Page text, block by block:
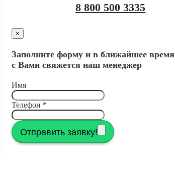
8 800 500 3335
×
Заполните форму и в ближайшее время
с Вами свяжется наш менеджер
Имя
Телефон *
Отправить заявку!